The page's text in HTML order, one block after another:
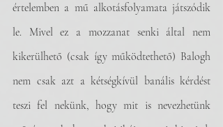
értelemben a mű alkotásfolyamata játszódik
le. Mivel ez a mozzanat senki által nem
kikerülhető (csak így működtethető) Balogh
nem csak azt a kétségkívül banális kérdést
teszi fel nekünk, hogy mit is nevezhetünk